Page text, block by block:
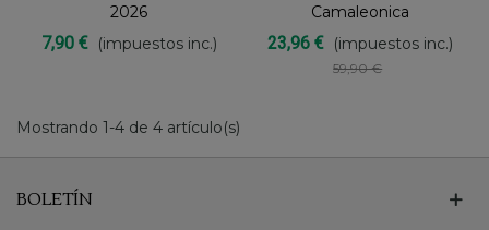
2026
7,90 € (impuestos inc.)
Camaleonica
23,96 € (impuestos inc.)
59,90 €
Mostrando 1-4 de 4 artículo(s)
BOLETÍN